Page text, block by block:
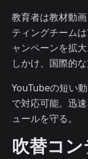
教育者は教材動
ティングチーム
ャンペーンを拡
しかけ、国際的
YouTubeの短い
で対応可能。迅
ュールを守る。
吹替コ